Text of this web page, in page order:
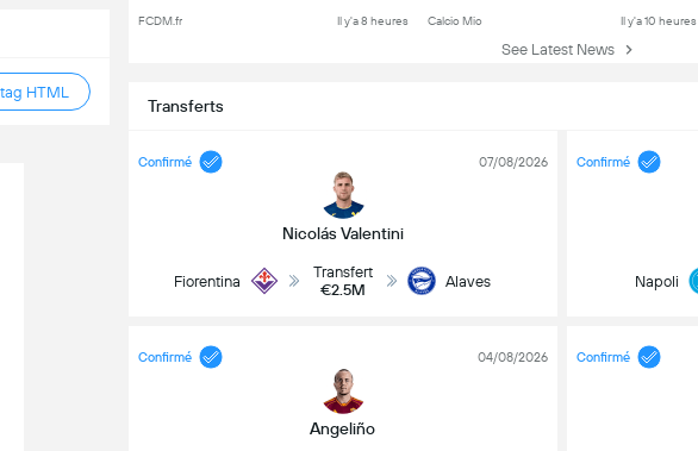
HTML
FCDM.fr Il y'a 8 heures
une pubalgie
Calcio Mio Il y'a 10 heures
See Latest News
Transferts
Confirmé
Nicolás Valentini
07/08/2026
Fiorentina
Transfert
€2.5M
Alaves
Confirmé
Napoli
Confirmé
Angeliño
04/08/2026 Confirmé